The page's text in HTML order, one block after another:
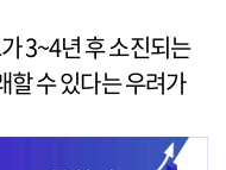
3~4년 후 소진되는
할 수 있다는 우려가